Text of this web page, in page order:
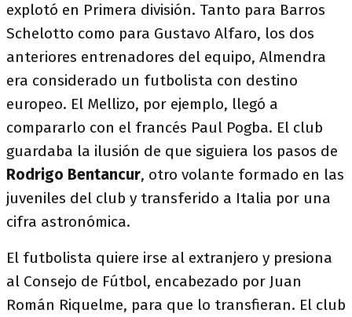
explotó en Primera división. Tanto para Barros
Schelotto como para Gustavo Alfaro, los dos
anteriores entrenadores del equipo, Almendra
era considerado un futbolista con destino
europeo. El Mellizo, por ejemplo, llegó a
compararlo con el francés Paul Pogba. El club
guardaba la ilusión de que siguiera los pasos de
Rodrigo Bentancur, otro volante formado en las
juveniles del club y transferido a Italia por una
cifra astronómica.
El futbolista quiere irse al extranjero y presiona
al Consejo de Fútbol, encabezado por Juan
Román Riquelme, para que lo transfieran. El club